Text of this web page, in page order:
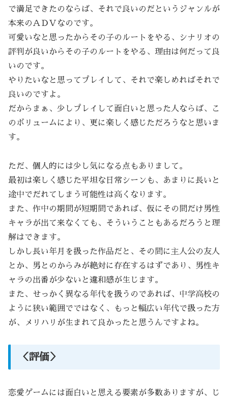
で満足できたのならば、それで良いのだというジャンルが
本来のＡＤＶなのです。
可愛いなと思ったからその子のルートをやる、シナリオの
評判が良いからその子のルートをやる、理由は何だって良
いのです。
やりたいなと思ってプレイして、それで楽しめればそれで
良いのですよ。
だからまぁ、少しプレイして面白いと思った人ならば、こ
のボリュームにより、更に楽しく感じただろうなと思いま
す。
ただ、個人的には少し気になる点もありまして。
最初は楽しく感じた平坦な日常シーンも、あまりに長いと
途中でだれてしまう可能性は高くなります。
また、作中の期間が短期間であれば、仮にその間だけ男性
キャラが出て来なくても、そういうこともあるだろうと理
解はできます。
しかし長い年月を扱った作品だと、その間に主人公の友人
とか、男とのからみが絶対に存在するはずであり、男性キ
ャラの出番が少ないと違和感が生じます。
また、せっかく異なる年代を扱うのであれば、中学高校の
ように狭い範囲でではなく、もっと幅広い年代で扱った方
が、メリハリが生まれて良かったと思うんですよね。
＜評価＞
恋愛ゲームには面白いと思える要素が多数ありますが、じ